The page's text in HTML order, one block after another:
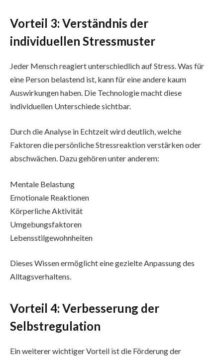
Vorteil 3: Verständnis der
individuellen Stressmuster
Jeder Mensch reagiert unterschiedlich auf Stress. Was für
eine Person belastend ist, kann für eine andere kaum
Auswirkungen haben. Die Technologie macht diese
individuellen Unterschiede sichtbar.
Durch die Analyse in Echtzeit wird deutlich, welche
Faktoren die persönliche Stressreaktion verstärken oder
abschwächen. Dazu gehören unter anderem:
Mentale Belastung
Emotionale Reaktionen
Körperliche Aktivität
Umgebungsfaktoren
Lebensstilgewohnheiten
Dieses Wissen ermöglicht eine gezielte Anpassung des
Alltagsverhaltens.
Vorteil 4: Verbesserung der
Selbstregulation
Ein weiterer wichtiger Vorteil ist die Förderung der